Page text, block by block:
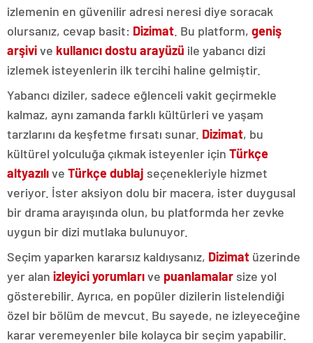
izlemenin en güvenilir adresi neresi diye soracak
olursanız, cevap basit: Dizimat . Bu platform, geniş
arşivive kullanıcı dostu arayüzü ile yabancı dizi
izlemek isteyenlerin ilk tercihi haline gelmiştir.
Yabancı diziler, sadece eğlenceli vakit geçirmekle
kalmaz, aynı zamanda farklı kültürleri ve yaşam
tarzlarını da keşfetme fırsatı sunar. Dizimat, bu
kültürel yolculuğa çıkmak isteyenler için Türkçe
altyazılıve Türkçe dublaj seçenekleriyle hizmet
veriyor. İster aksiyon dolu bir macera, ister duygusal
bir drama arayışında olun, bu platformda her zevke
uygun bir dizi mutlaka bulunuyor.
Seçim yaparken kararsız kaldıysanız, Dizimat üzerinde
yer alan izleyici yorumlarıve puanlamalar size yol
gösterebilir. Ayrıca, en popüler dizilerin listelendiği
özel bir bölüm de mevcut. Bu sayede, ne izleyeceğine
karar veremeyenler bile kolayca bir seçim yapabilir.